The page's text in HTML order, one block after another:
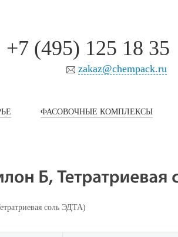
+7 (495) 125 18 35
zakaz@chempack.ru
ФАСОВОЧНЫЕ КОМПЛЕКСЫ
соль ЭДТА)